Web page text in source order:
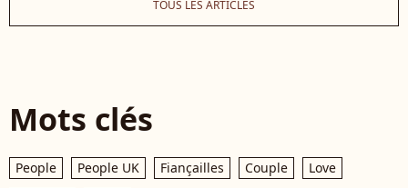
TOUS LES ARTICLES
Mots clés
People People UK Fiançailles Couple
Love